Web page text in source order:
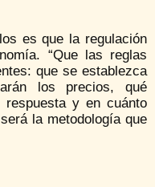
es que la regulación
“Que las reglas
que se establezca
los precios, qué
respuesta y en cuánto
la metodología que